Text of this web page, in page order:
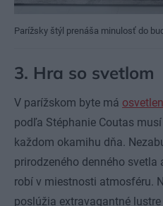
Parížsky štýl prenáša minulosť do
3. Hra so svetlom
V parížskom byte má
podľa Stéphanie Coutas
každom okamihu dňa.
prirodzeného denného
robí v miestnosti atmosféru.
poslúžia extravagantné